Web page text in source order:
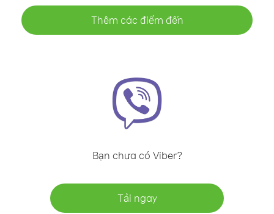
Thêm các điểm đến
Bạn chưa có Viber?
Tải ngay